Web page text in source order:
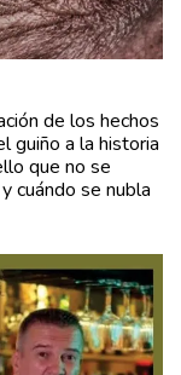
de los hechos
guiño a la historia
que no se
cuándo se nubla